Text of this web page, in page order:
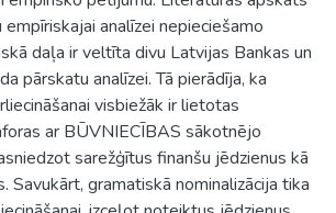
analīzei nepieciešamo
daļa ir veltīta divu Latvijas Bankas un
pārskatu analīzei. Tā pierādīja, ka
visbiežāk ir lietotas
ar BŪVNIECĪBAS sākotnējo
sarežģītus finanšu jēdzienus kā
Savukārt, gramatiskā nominalizācija tika